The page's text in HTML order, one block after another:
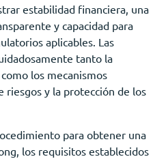
estabilidad financiera, una
y capacidad para
aplicables. Las
tanto la
los mecanismos
riesgos y la protección de los
para obtener una
los requisitos establecidos